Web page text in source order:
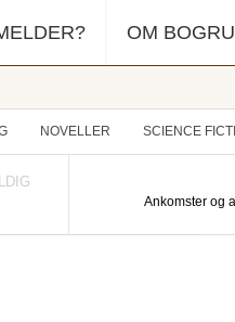
OM
NOVELLER SCIENCE
Ankomster og